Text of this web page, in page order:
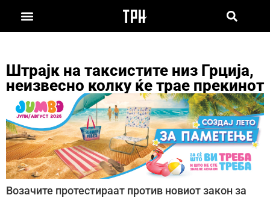
Штрајк на таксистите низ Грција,
неизвесно колку ќе трае прекинот
Возачите протестираат против новиот закон за